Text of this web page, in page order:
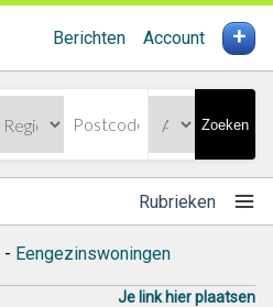
Berichten Account +
Zoeken
Rubrieken
- Eengezinswoningen
Je link hier plaatsen